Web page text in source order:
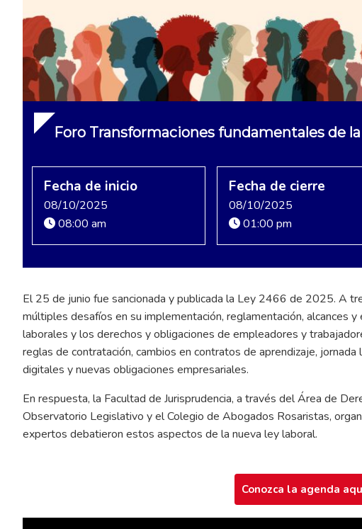
Foro Transformaciones fundamentales de
Fecha de inicio
08/10/2025
08:00 am
Fecha de cierre
08/10/2025
01:00 pm
El 25 de junio fue sancionada y publicada la Ley 2466 de 2025. A
múltiples desafíos en su implementación, reglamentación, alcances
laborales y los derechos y obligaciones de empleadores y
reglas de contratación, cambios en contratos de aprendizaje,
digitales y nuevas obligaciones empresariales.
En respuesta, la Facultad de Jurisprudencia, a través del Área de
Observatorio Legislativo y el Colegio de Abogados Rosaristas,
expertos debatieron estos aspectos de la nueva ley laboral.
Conozca la agenda